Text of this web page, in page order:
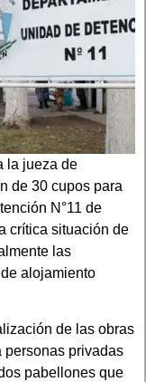
la jueza de
de 30 cupos para
N°11 de
crítica situación de
las
alojamiento
de las obras
personas privadas
pabellones que